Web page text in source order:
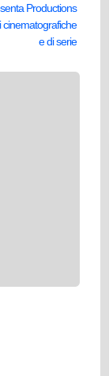
Productions
cinematografiche
e di serie